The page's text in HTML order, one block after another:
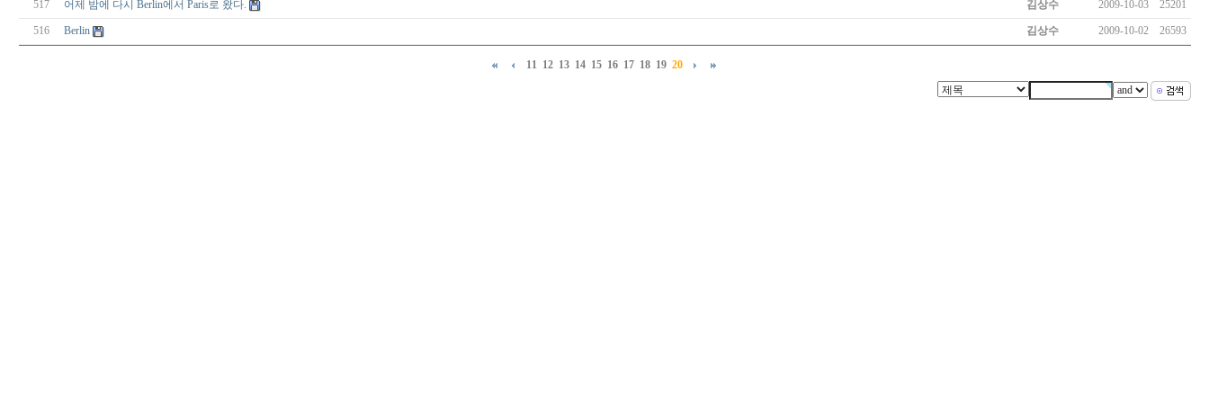
517 어제 밤에 다시 Berlin에서 Paris로 왔다. 김상수 2009-10-03 25201
516 Berlin 김상수 2009-10-02 26593
11 12 13 14 15 16 17 18 19 20